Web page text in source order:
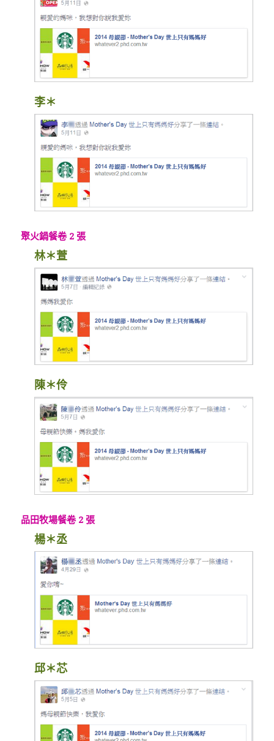
李＊
聚火鍋餐卷 2 張
林＊萱
陳＊伶
品田牧場餐卷 2 張
楊＊丞
邱＊芯